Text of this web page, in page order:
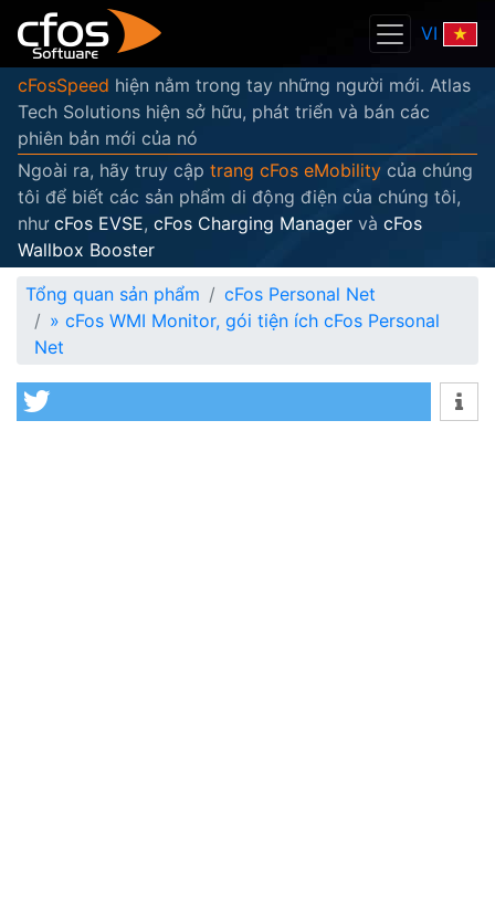
VI
cFosSpeed hiện nằm trong tay những người mới. Atlas
Tech Solutions hiện sở hữu, phát triển và bán các
phiên bản mới của nó
Ngoài ra, hãy truy cập trang cFos eMobility của chúng
tôi để biết các sản phẩm di động điện của chúng tôi,
như cFos EVSE, cFos Charging Manager và cFos
Wallbox Booster
Tổng quan sản phẩm
cFos Personal Net
» cFos WMI Monitor, gói tiện ích cFos Personal
Net